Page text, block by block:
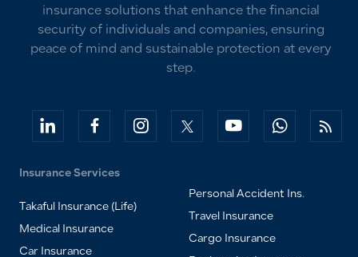
insurance solutions that enhance the financial
security of individuals and companies, ensuring
peace of mind and sustainable protection at every
step.
Insurance Services
Takaful Insurance (Life)
Medical Insurance
Car Insurance
Personal Accident Ins.
Travel Insurance
Cargo Insurance